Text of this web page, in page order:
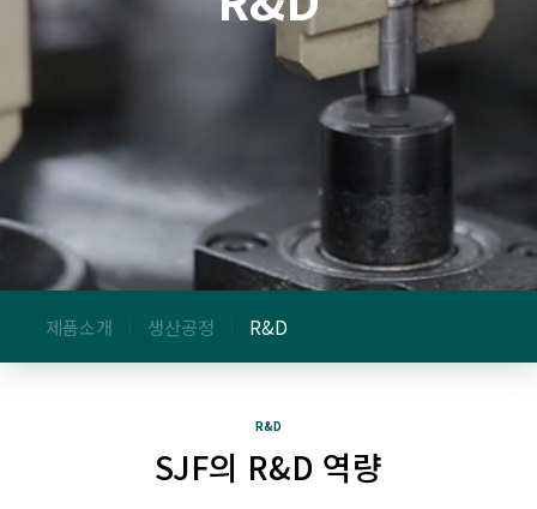
제품소개 생산공정 R&D
R&D
SJF의 R&D 역량